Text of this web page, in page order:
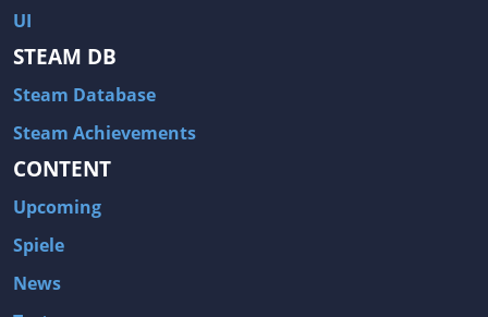
UI
STEAM DB
Steam Database
Steam Achievements
CONTENT
Upcoming
Spiele
News